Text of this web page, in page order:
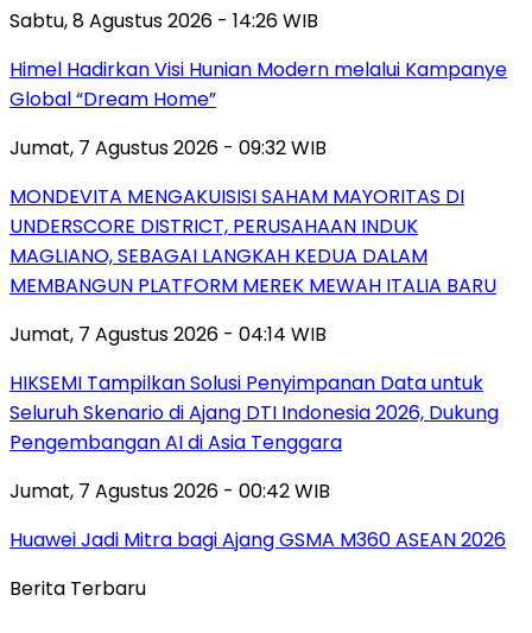
Sabtu, 8 Agustus 2026 - 14:26 WIB
Himel Hadirkan Visi Hunian Modern melalui Kampanye
Global “Dream Home”
Jumat, 7 Agustus 2026 - 09:32 WIB
MONDEVITA MENGAKUISISI SAHAM MAYORITAS DI
UNDERSCORE DISTRICT, PERUSAHAAN INDUK
MAGLIANO, SEBAGAI LANGKAH KEDUA DALAM
MEMBANGUN PLATFORM MEREK MEWAH ITALIA BARU
Jumat, 7 Agustus 2026 - 04:14 WIB
HIKSEMI Tampilkan Solusi Penyimpanan Data untuk
Seluruh Skenario di Ajang DTI Indonesia 2026, Dukung
Pengembangan AI di Asia Tenggara
Jumat, 7 Agustus 2026 - 00:42 WIB
Huawei Jadi Mitra bagi Ajang GSMA M360 ASEAN 2026
Berita Terbaru